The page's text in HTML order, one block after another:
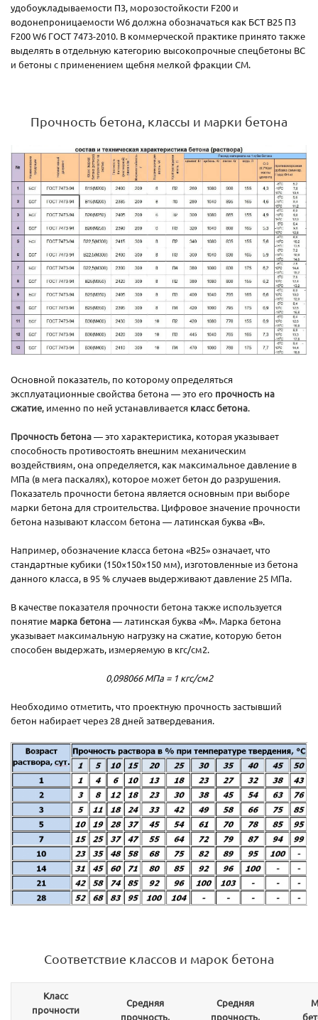
удобоукладываемости П3, морозостойкости F200 и
водонепроницаемости W6 должна обозначаться как БСТ В25 П3
F200 W6 ГОСТ 7473-2010. В коммерческой практике принято также
выделять в отдельную категорию высокопрочные спецбетоны ВС
и бетоны с применением щебня мелкой фракции СМ.
Прочность бетона, классы и марки бетона
Основной показатель, по которому определяться
эксплуатационные свойства бетона — это его прочность на
сжатие, именно по ней устанавливается класс бетона.
Прочность бетона— это характеристика, которая указывает
способность противостоять внешним механическим
воздействиям, она определяется, как максимальное давление в
МПа (в мега паскалях), которое может бетон до разрушения.
Показатель прочности бетона является основным при выборе
марки бетона для строительства. Цифровое значение прочности
бетона называют классом бетона — латинская буква «В».
Например, обозначение класса бетона «В25» означает, что
стандартные кубики (150×150×150 мм), изготовленные из бетона
данного класса, в 95 % случаев выдерживают давление 25 МПа.
В качестве показателя прочности бетона также используется
понятие марка бетона— латинская буква «М». Марка бетона
указывает максимальную нагрузку на сжатие, которую бетон
способен выдержать, измеряемую в кгс/см2.
0,098066 МПа = 1 кгс/см2
Необходимо отметить, что проектную прочность застывший
бетон набирает через 28 дней затвердевания.
Соответствие классов и марок бетона
Класс
прочности
Средняя
прочность,
Средняя
прочность,